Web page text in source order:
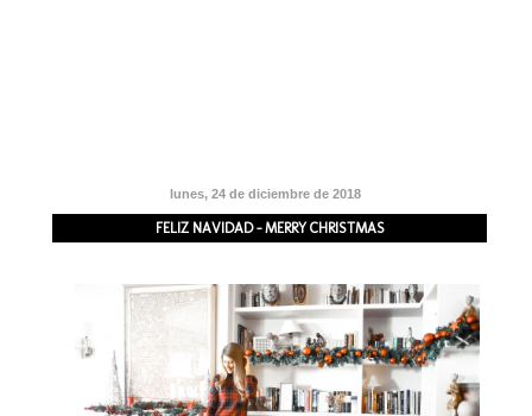
lunes, 24 de diciembre de 2018
FELIZ NAVIDAD - MERRY CHRISTMAS